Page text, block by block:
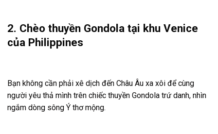
2. Chèo thuyền Gondola tại khu Venice
của Philippines
Bạn không cần phải xê dịch đến Châu Âu xa xôi để cùng
người yêu thả mình trên chiếc thuyền Gondola trứ danh, nhìn
ngắm dòng sông Ý thơ mộng.